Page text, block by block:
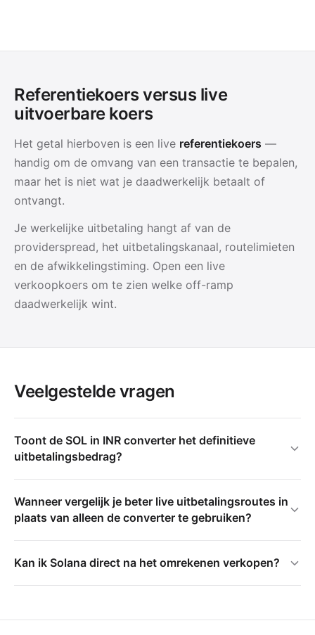
Referentiekoers versus live
uitvoerbare koers
Het getal hierboven is een live referentiekoers —
handig om de omvang van een transactie te bepalen,
maar het is niet wat je daadwerkelijk betaalt of
ontvangt.
Je werkelijke uitbetaling hangt af van de
providerspread, het uitbetalingskanaal, routelimieten
en de afwikkelingstiming. Open een live
verkoopkoers om te zien welke off-ramp
daadwerkelijk wint.
Veelgestelde vragen
Toont de SOL in INR converter het definitieve
uitbetalingsbedrag?
Wanneer vergelijk je beter live uitbetalingsroutes in
plaats van alleen de converter te gebruiken?
Kan ik Solana direct na het omrekenen verkopen?